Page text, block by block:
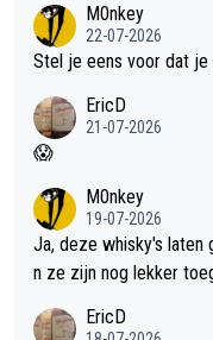
M0nkey
22-07-2026
Stel je eens voor dat je
EricD
21-07-2026
😱
M0nkey
19-07-2026
Ja, deze whisky's laten
n ze zijn nog lekker
EricD